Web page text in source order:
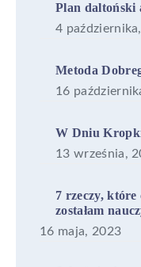
Plan daltoński
4
Metoda
16
W Dniu
13 września,
7 rzeczy, które
zostałam
16 maja, 2023